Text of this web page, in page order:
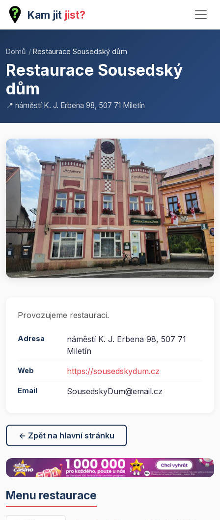
Kam jit jist?
Domů / Restaurace Sousedský dům
Restaurace Sousedský
dům
📍 náměstí K. J. Erbena 98, 507 71 Miletín
Provozujeme restauraci.
Adresa
náměstí K. J. Erbena 98, 507 71
Miletín
Web https://sousedskydum.cz
Email SousedskyDum@email.cz
← Zpět na hlavní stránku
Menu restaurace